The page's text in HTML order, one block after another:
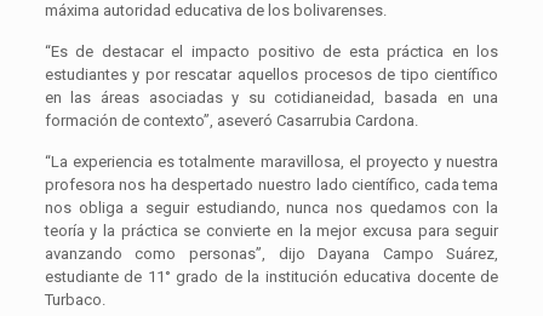
máxima autoridad educativa de los bolivarenses.
“Es de destacar el impacto positivo de esta práctica en los
estudiantes y por rescatar aquellos procesos de tipo científico
en las áreas asociadas y su cotidianeidad, basada en una
formación de contexto”, aseveró Casarrubia Cardona.
“La experiencia es totalmente maravillosa, el proyecto y nuestra
profesora nos ha despertado nuestro lado científico, cada tema
nos obliga a seguir estudiando, nunca nos quedamos con la
teoría y la práctica se convierte en la mejor excusa para seguir
avanzando como personas”, dijo Dayana Campo Suárez,
estudiante de 11° grado de la institución educativa docente de
Turbaco.